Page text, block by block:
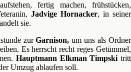
fertig machen, frühstücken,
Jadvige Hornacker, in seiner
sie.
zurGarnison, um uns als Ordner
Es herrscht recht reges Getümmel,
Hauptmann Elkman Timpski tritt
Umzug ablaufen soll.